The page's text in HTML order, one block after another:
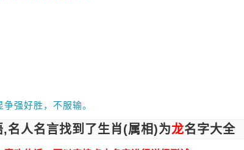
强好胜，不服输。
人名言找到了生肖(属相)为龙名字大全